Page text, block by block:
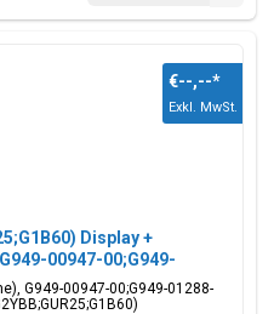
Display +
00947-00;G949-
G949-00947-00;G949-01288-
€--,--*
Exkl. MwSt.